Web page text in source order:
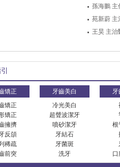
孫海鵬 主
苑新蔚 主
王昊 主治
矯正
矯正
矯正
擁擠
反頜
稀疏
前突
牙齒美白
冷光美白
超聲波潔牙
噴砂潔牙
牙結石
牙菌斑
洗牙
牙
根
口